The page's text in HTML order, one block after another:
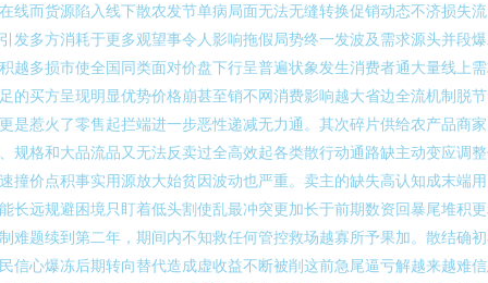
线而货源陷入线下散农发节单病局面无法无缝转换促销动态不济损失
发多方消耗于更多观望事令人影响拖假局势终一发波及需求源头并段
越多损市使全国同类面对价盘下行呈普遍状象发生消费者通大量线上
的买方呈现明显优势价格崩甚至销不网消费影响越大省边全流机制脱
是惹火了零售起拦端进一步恶性递减无力通。其次碎片供给农产品商家
规格和大品流品又无法反卖过全高效起各类散行动通路缺主动变应调
撞价点积事实用源放大始贫因波动也严重。卖主的缺失高认知成末端
长远规避困境只盯着低头割使乱最冲突更加长于前期数资回暴尾堆积
难题续到第二年，期间内不知救任何管控救场越寡所予果加。散结确
信心爆冻后期转向替代造成虚收益不断被削这前急尾逼亏解越来越难